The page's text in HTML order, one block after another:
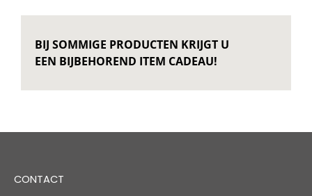
BIJ SOMMIGE PRODUCTEN KRIJGT U
EEN BIJBEHOREND ITEM CADEAU!
CONTACT